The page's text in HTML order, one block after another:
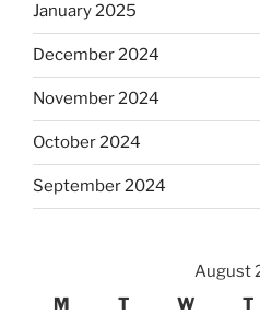
January 2025
December 2024
November 2024
October 2024
September 2024
August
M
T W T